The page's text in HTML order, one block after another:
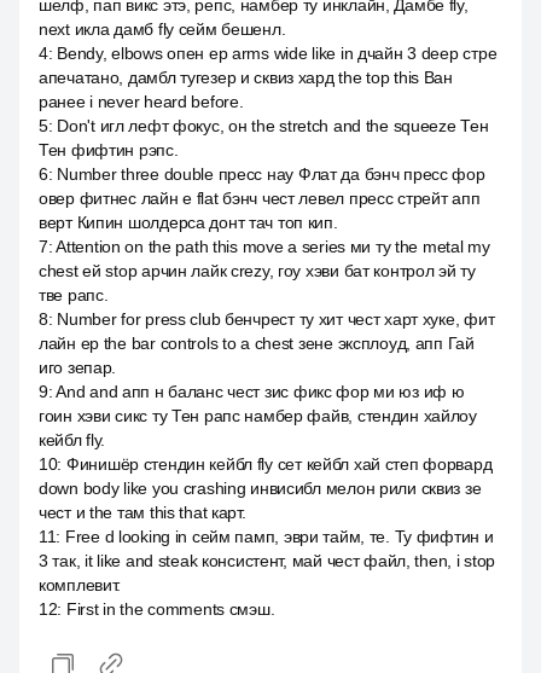
шелф, пап викс этэ, репс, намбер ту инклайн, Дамбе fly,
next икла дамб fly сейм бешенл.
4: Bendy, elbows опен ер arms wide like in дчайн 3 deep стре
апечатано, дамбл тугезер и сквиз хард the top this Ван
ранее i never heard before.
5: Don't игл лефт фокус, он the stretch and the squeeze Тен
Тен фифтин рэпс.
6: Number three double пресс нау Флат да бэнч пресс фор
овер фитнес лайн е flat бэнч чест левел пресс стрейт апп
верт Кипин шолдерса донт тач топ кип.
7:Attention on the path this move a series ми ту the metal my
chest ей stop арчин лайк crezy, гоу хэви бат контрол эй ту
тве рапс.
8: Number for press club бенчрест ту хит чест харт хуке, фит
лайн ер the bar controls to a chest зене эксплоуд, апп Гай
иго зепар.
9:And and апп н баланс чест зис фикс фор ми юз иф ю
гоин хэви сикс ту Тен рапс намбер файв, стендин хайлоу
кейбл fly.
10: Финишёр стендин кейбл fly сет кейбл хай степ форвард
down body like you crashing инвисибл мелон рили сквиз зе
чест и the там this that карт.
11: Free d looking in сейм памп, эври тайм, те. Ту фифтин и
3 так, it like and steak консистент, май чест файл, then, i stop
комплевит.
12: First in the comments смэш.